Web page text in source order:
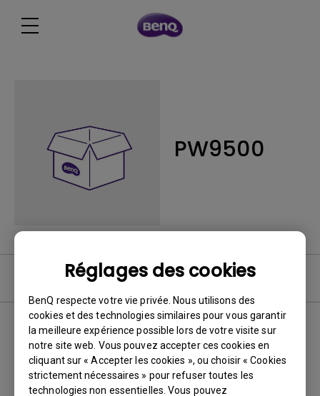
Réglages des cookies
BenQ respecte votre vie privée. Nous utilisons des
cookies et des technologies similaires pour vous garantir
la meilleure expérience possible lors de votre visite sur
notre site web. Vous pouvez accepter ces cookies en
cliquant sur « Accepter les cookies », ou choisir « Cookies
strictement nécessaires » pour refuser toutes les
technologies non essentielles. Vous pouvez
PW9500
Aucun logiciel ou pilote
associé